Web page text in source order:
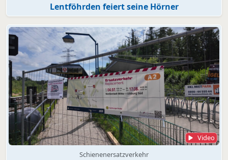
Lentföhrden feiert seine Hörner
Video
Schienenersatzverkehr